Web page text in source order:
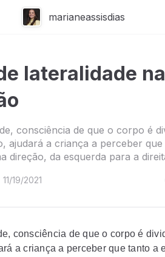
marianeassisdias
lateralidade na
consciência de que o corpo é
ajudará a criança a perceber
direção, da esquerda para a
11/19/2021
consciência de que o corpo é
a criança a perceber que tanto a